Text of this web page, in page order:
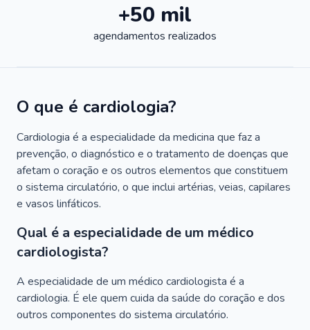
+50 mil
agendamentos realizados
O que é cardiologia?
Cardiologia é a especialidade da medicina que faz a
prevenção, o diagnóstico e o tratamento de doenças que
afetam o coração e os outros elementos que constituem
o sistema circulatório, o que inclui artérias, veias, capilares
e vasos linfáticos.
Qual é a especialidade de um médico
cardiologista?
A especialidade de um médico cardiologista é a
cardiologia. É ele quem cuida da saúde do coração e dos
outros componentes do sistema circulatório.